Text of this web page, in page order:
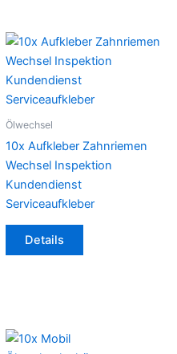
Ölwechsel
10x Aufkleber Zahnriemen
Wechsel Inspektion
Kundendienst
Serviceaufkleber
Details